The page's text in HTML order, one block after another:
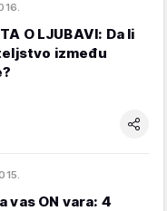
O LJUBAVI: Da li
između
vas ON vara: 4